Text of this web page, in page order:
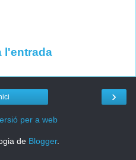
l'entrada
›
per a web
de Blogger.